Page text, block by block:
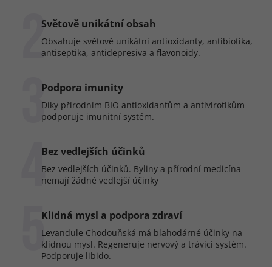
2
Světově unikátní obsah
Obsahuje světově unikátní antioxidanty, antibiotika,
antiseptika, antidepresiva a flavonoidy.
3
Podpora imunity
Díky přírodním BIO antioxidantům a antivirotikům
podporuje imunitní systém.
4
Bez vedlejších účinků
Bez vedlejších účinků. Byliny a přírodní medicína
nemají žádné vedlejší účinky
5
Klidná mysl a podpora zdraví
Levandule Chodouňská má blahodárné účinky na
klidnou mysl. Regeneruje nervový a trávicí systém.
Podporuje libido.